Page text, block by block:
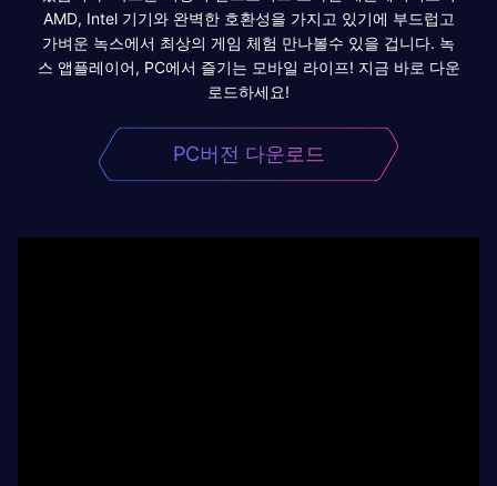
AMD, Intel 기기와 완벽한 호환성을 가지고 있기에 부드럽고
가벼운 녹스에서 최상의 게임 체험 만나볼수 있을 겁니다. 녹
스 앱플레이어, PC에서 즐기는 모바일 라이프! 지금 바로 다운
로드하세요!
PC버전 다운로드